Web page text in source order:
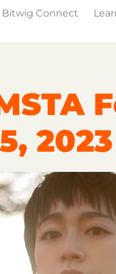
Bitwig Connect
2023